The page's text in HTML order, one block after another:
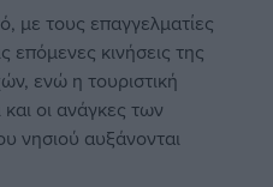
με τους επαγγελματίες
επόμενες κινήσεις της
ενώ η τουριστική
οι ανάγκες των
νησιού αυξάνονται